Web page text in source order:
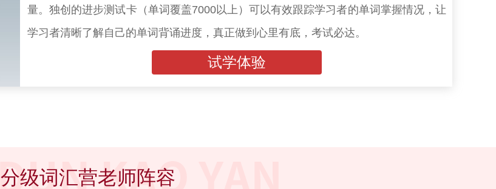
量。独创的进步测试卡（单词覆盖7000以上）可以有效跟踪学习者的单词掌握情况，让
学习者清晰了解自己的单词背诵进度，真正做到心里有底，考试必达。
试学体验
分级词汇营老师阵容